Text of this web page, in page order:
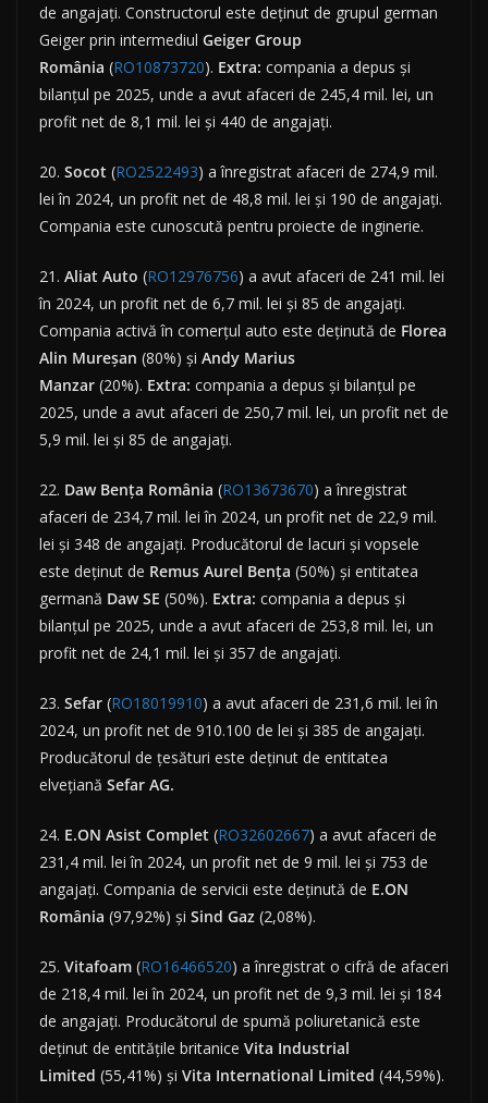
de angajați. Constructorul este deținut de grupul german
Geiger prin intermediul Geiger Group
România (RO10873720). Extra: compania a depus și
bilanțul pe 2025, unde a avut afaceri de 245,4 mil. lei, un
profit net de 8,1 mil. lei și 440 de angajați.
20. Socot (RO2522493) a înregistrat afaceri de 274,9 mil.
lei în 2024, un profit net de 48,8 mil. lei și 190 de angajați.
Compania este cunoscută pentru proiecte de inginerie.
21. Aliat Auto (RO12976756) a avut afaceri de 241 mil. lei
în 2024, un profit net de 6,7 mil. lei și 85 de angajați.
Compania activă în comerțul auto este deținută de Florea
Alin Mureșan (80%) și Andy Marius
Manzar (20%). Extra: compania a depus și bilanțul pe
2025, unde a avut afaceri de 250,7 mil. lei, un profit net de
5,9 mil. lei și 85 de angajați.
22. Daw Bența România (RO13673670) a înregistrat
afaceri de 234,7 mil. lei în 2024, un profit net de 22,9 mil.
lei și 348 de angajați. Producătorul de lacuri și vopsele
este deținut de Remus Aurel Bența (50%) și entitatea
germană Daw SE (50%). Extra: compania a depus și
bilanțul pe 2025, unde a avut afaceri de 253,8 mil. lei, un
profit net de 24,1 mil. lei și 357 de angajați.
23. Sefar (RO18019910) a avut afaceri de 231,6 mil. lei în
2024, un profit net de 910.100 de lei și 385 de angajați.
Producătorul de țesături este deținut de entitatea
elvețiană Sefar AG.
24. E.ON Asist Complet (RO32602667) a avut afaceri de
231,4 mil. lei în 2024, un profit net de 9 mil. lei și 753 de
angajați. Compania de servicii este deținută de E.ON
România (97,92%) și Sind Gaz (2,08%).
25. Vitafoam (RO16466520) a înregistrat o cifră de afaceri
de 218,4 mil. lei în 2024, un profit net de 9,3 mil. lei și 184
de angajați. Producătorul de spumă poliuretanică este
deținut de entitățile britanice Vita Industrial
Limited (55,41%) și Vita International Limited (44,59%).